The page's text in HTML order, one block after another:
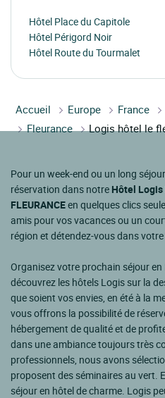
Hôtel Place du Capitole
Hôtel Périgord Noir
Hôtel Route du Tourmalet
Accueil Europe France
Fleurance
Logis hôtel le
Pour un week-end ou un long
réservation dans notre Hôtel
FLEURANCEen quelques clics
amis pour vos vacances ou un
région et détendez-vous dans
Organisez votre prochain séjour en
découvrez les hôtels Logis sur la
que soient vos envies, en été à la
vous offrons la possibilité de
hébergement de qualité et de
dans une ambiance toujours très
professionnels, nous avons
proposent des séminaires au vert.
séjour en hôtel de charme. Logis